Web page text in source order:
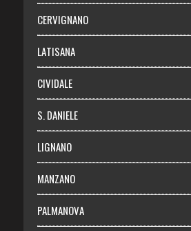
Abbonati
Login
CERVIGNANO
LATISANA
CIVIDALE
S. DANIELE
LIGNANO
MANZANO
PALMANOVA